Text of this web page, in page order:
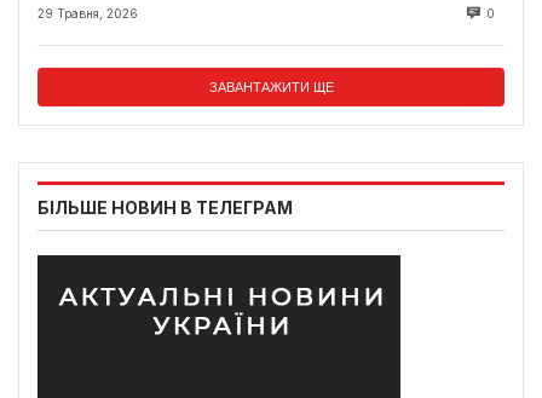
29 Травня, 2026 0
ЗАВАНТАЖИТИ ЩЕ
БІЛЬШЕ НОВИН В ТЕЛЕГРАМ